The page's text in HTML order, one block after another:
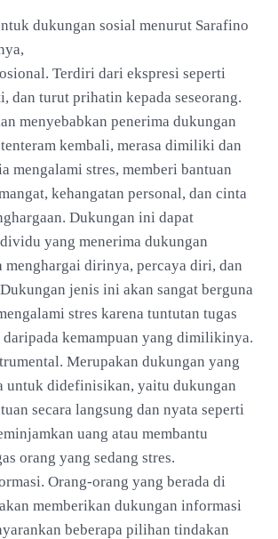
dukungan sosial menurut Sarafino
Terdiri dari ekspresi seperti
dan turut prihatin kepada seseorang.
menyebabkan penerima dukungan
kembali, merasa dimiliki dan
mengalami stres, memberi bantuan
kehangatan personal, dan cinta
Dukungan ini dapat
yang menerima dukungan
menghargai dirinya, percaya diri, dan
jenis ini akan sangat berguna
stres karena tuntutan tugas
kemampuan yang dimilikinya.
Merupakan dukungan yang
untuk didefinisikan, yaitu dukungan
secara langsung dan nyata seperti
uang atau membantu
orang yang sedang stres.
Orang-orang yang berada di
memberikan dukungan informasi
beberapa pilihan tindakan